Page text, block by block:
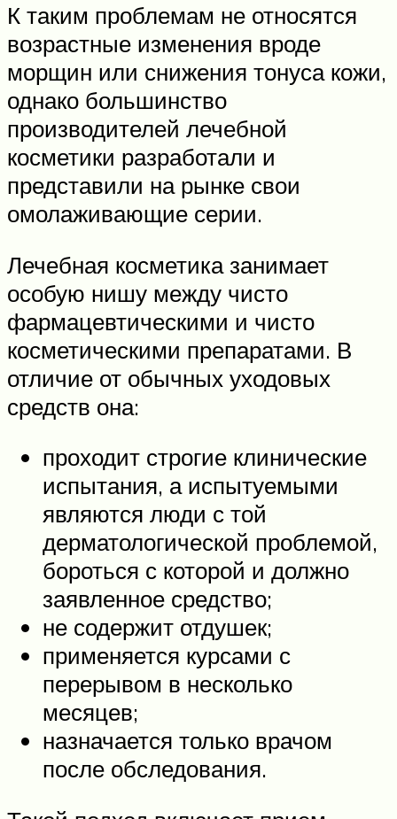
К таким проблемам не относятся
возрастные изменения вроде
морщин или снижения тонуса кожи,
однако большинство
производителей лечебной
косметики разработали и
представили на рынке свои
омолаживающие серии.
Лечебная косметика занимает
особую нишу между чисто
фармацевтическими и чисто
косметическими препаратами. В
отличие от обычных уходовых
средств она:
проходит строгие клинические
испытания, а испытуемыми
являются люди с той
дерматологической проблемой,
бороться с которой и должно
заявленное средство;
не содержит отдушек;
применяется курсами с
перерывом в несколько
месяцев;
назначается только врачом
после обследования.